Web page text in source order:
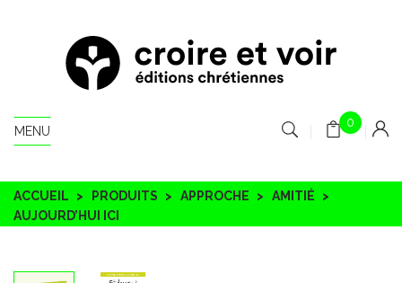
MENU
0
ACCUEIL PRODUITS APPROCHE
AMITIÉ
AUJOURD’HUI ICI